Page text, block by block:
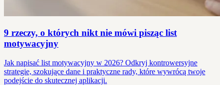
9 rzeczy, o których nikt nie mówi pisząc list
motywacyjny
Jak napisać list motywacyjny w 2026? Odkryj kontrowersyjne
strategie, szokujące dane i praktyczne rady, które wywrócą twoje
podejście do skutecznej aplikacji.